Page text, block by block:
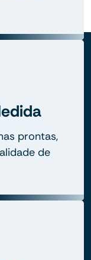
prontas,
de